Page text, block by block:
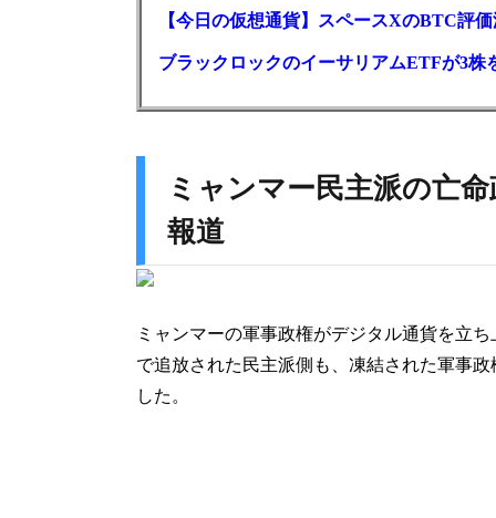
【今日の仮想通貨】スペースXのBTC評
ブラックロックのイーサリアムETFが3株
ミャンマー民主派の亡
報道
ミャンマーの軍事政権がデジタル通貨を立
で追放された民主派側も、凍結された軍事
した。